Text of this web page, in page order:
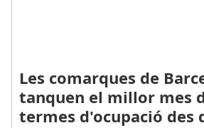
Les comarques de
tanquen el millor mes
termes d'ocupació des